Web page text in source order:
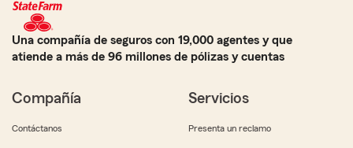
Una compañía de seguros con 19,000 agentes y que
atiende a más de 96 millones de pólizas y cuentas
Compañía
Contáctanos
Servicios
Presenta un reclamo